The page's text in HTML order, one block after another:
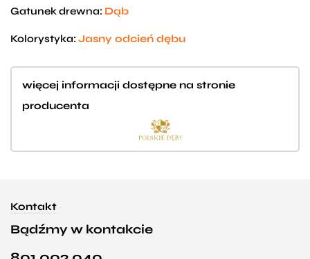
Gatunek drewna: Dąb
Kolorystyka: Jasny odcień dębu
więcej informacji dostępne na stronie
producenta
Kontakt
Bądźmy w kontakcie